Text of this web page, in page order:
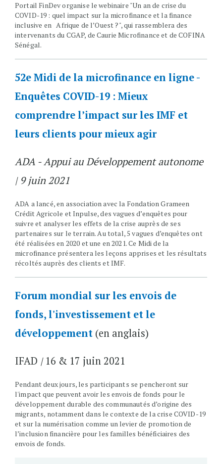
Portail FinDev organise le webinaire "Un an de crise du
COVID-19 : quel impact sur la microfinance et la finance
inclusive en Afrique de l’Ouest ?", qui rassemblera des
intervenants du CGAP, de Caurie Microfinance et de COFINA
Sénégal.
52e Midi de la microfinance en ligne -
Enquêtes COVID-19 : Mieux
comprendre l’impact sur les IMF et
leurs clients pour mieux agir
ADA - Appui au Développement autonome
| 9 juin 2021
ADA a lancé, en association avec la Fondation Grameen
Crédit Agricole et Inpulse, des vagues d’enquêtes pour
suivre et analyser les effets de la crise auprès de ses
partenaires sur le terrain. Au total, 5 vagues d’enquêtes ont
été réalisées en 2020 et une en 2021. Ce Midi de la
microfinance présentera les leçons apprises et les résultats
récoltés auprès des clients et IMF.
Forum mondial sur les envois de
fonds, l'investissement et le
développement (en anglais)
IFAD |16 & 17 juin 2021
Pendant deux jours, les participants se pencheront sur
l'impact que peuvent avoir les envois de fonds pour le
développement durable des communautés d’origine des
migrants, notamment dans le contexte de la crise COVID-19
et sur la numérisation comme un levier de promotion de
l’inclusion financière pour les familles bénéficiaires des
envois de fonds.